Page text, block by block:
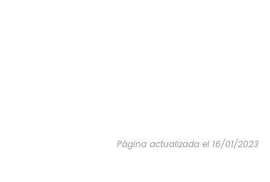
Página actualizada el 16/01/2023